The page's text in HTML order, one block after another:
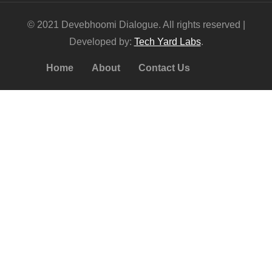
© 2021 Devebhoomi Dialogue. All rights reserved |
Developed by: Tech Yard Labs.
Home About Contact Us